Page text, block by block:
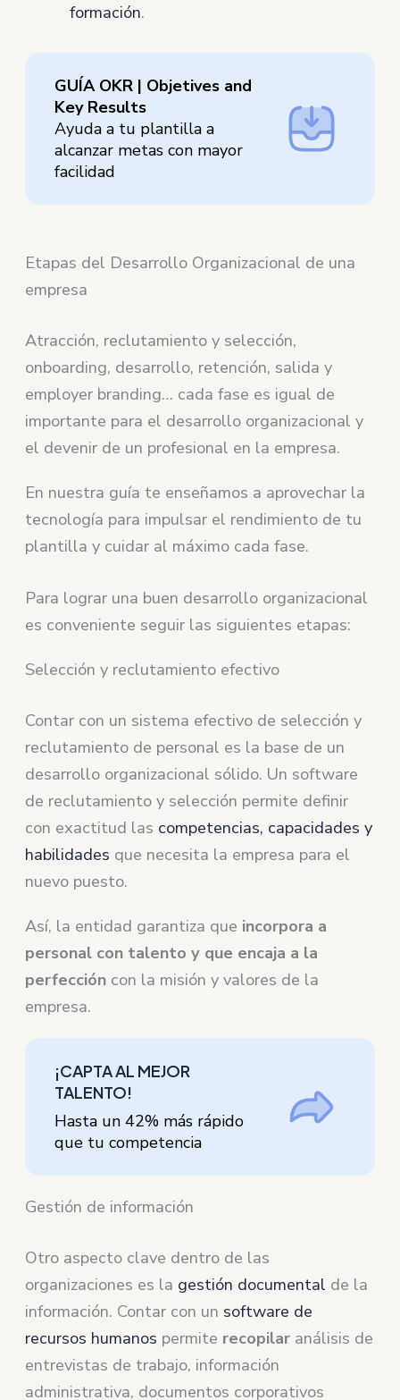
formación.
GUÍA OKR | Objetives and
Key Results
Ayuda a tu plantilla a
alcanzar metas con mayor
facilidad
Etapas del Desarrollo Organizacional de una
empresa
Atracción, reclutamiento y selección,
onboarding, desarrollo, retención, salida y
employer branding… cada fase es igual de
importante para el desarrollo organizacional y
el devenir de un profesional en la empresa.
En nuestra guía te enseñamos a aprovechar la
tecnología para impulsar el rendimiento de tu
plantilla y cuidar al máximo cada fase.
Para lograr una buen desarrollo organizacional
es conveniente seguir las siguientes etapas:
Selección y reclutamiento efectivo
Contar con un sistema efectivo de selección y
reclutamiento de personal es la base de un
desarrollo organizacional sólido. Un software
de reclutamiento y selección permite definir
con exactitud las competencias, capacidades y
habilidades que necesita la empresa para el
nuevo puesto.
Así, la entidad garantiza que incorpora a
personal con talento y que encaja a la
perfección con la misión y valores de la
empresa.
¡CAPTA AL MEJOR
TALENTO!
Hasta un 42% más rápido
que tu competencia
Gestión de información
Otro aspecto clave dentro de las
organizaciones es la gestión documental de la
información. Contar con un software de
recursos humanos permite recopilar análisis de
entrevistas de trabajo, información
administrativa, documentos corporativos